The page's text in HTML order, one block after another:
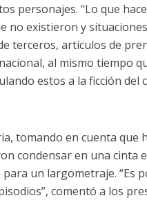
personajes. “Lo que
no existieron y
terceros, artículos de
al mismo tiempo
estos a la ficción del
tomando en cuenta que
condensar en una cinta
un largometraje. “Es
comentó a los